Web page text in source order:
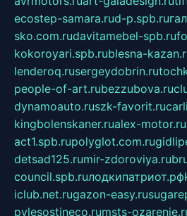
ecostep-samara.rud-p.spb.ru
sko.com.rudavitamebel-spb.ru
kokoroyari.spb.rublesna-
lenderoq.rusergeydobrin.ru
people-of-art.rubezzubova.ru
dynamoauto.ruszk-favorit.ru
kingbolenskaner.rualex-motor.ru
act1.spb.rupolyglot.com.ru
detsad125.rumir-zdoroviya.ru
council.spb.ruлодкипатриот.рф
iclub.net.rugazon-easy.ru
pylesostineco.rumsts-